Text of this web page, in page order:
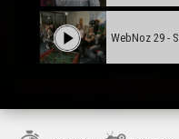
WebNoz 29 -